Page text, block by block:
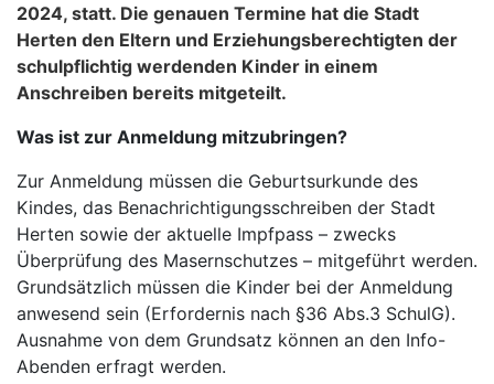
2024, statt. Die genauen Termine hat die Stadt
Herten den Eltern und Erziehungsberechtigten der
schulpflichtig werdenden Kinder in einem
Anschreiben bereits mitgeteilt.
Was ist zur Anmeldung mitzubringen?
Zur Anmeldung müssen die Geburtsurkunde des
Kindes, das Benachrichtigungsschreiben der Stadt
Herten sowie der aktuelle Impfpass – zwecks
Überprüfung des Masernschutzes – mitgeführt werden.
Grundsätzlich müssen die Kinder bei der Anmeldung
anwesend sein (Erfordernis nach §36 Abs.3 SchulG).
Ausnahme von dem Grundsatz können an den Info-
Abenden erfragt werden.